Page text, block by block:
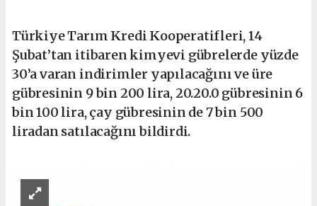
Türkiye Tarım Kredi Kooperatifleri, 14
Şubat’tan itibaren kimyevi gübrelerde yüzde
30’a varan indirimler yapılacağını ve üre
gübresinin 9 bin 200 lira, 20.20.0 gübresinin 6
bin 100 lira, çay gübresinin de 7 bin 500
liradan satılacağını bildirdi.